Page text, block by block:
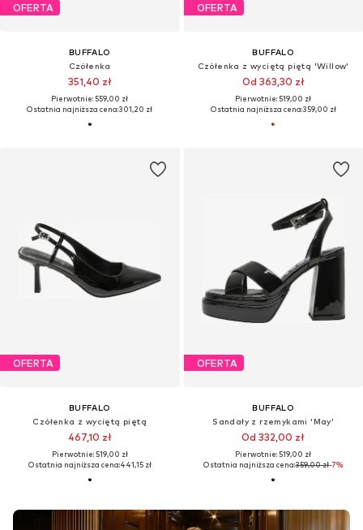
OFERTA
BUFFALO
Czółenka
351,40 zł
Pierwotnie: 559,00 zł
Ostatnia najniższa cena:301,20 zł
OFERTA
BUFFALO
Czółenka z wyciętą piętą 'Willow'
Od 363,30 zł
Pierwotnie: 519,00 zł
Ostatnia najniższa cena:359,00 zł
OFERTA
BUFFALO
Czółenka z wyciętą piętą
467,10 zł
Pierwotnie: 519,00 zł
Ostatnia najniższa cena:441,15 zł
OFERTA
BUFFALO
Sandały z rzemykami 'May'
Od 332,00 zł
Pierwotnie: 519,00 zł
Ostatnia najniższa cena:359,00 zł-7%